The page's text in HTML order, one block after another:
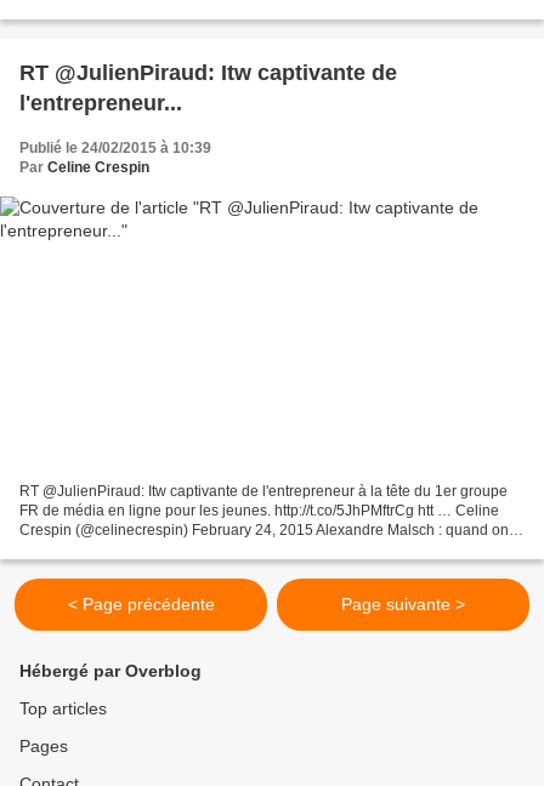
RT @JulienPiraud: Itw captivante de
l'entrepreneur...
Publié le 24/02/2015 à 10:39
Par Celine Crespin
RT @JulienPiraud: Itw captivante de l'entrepreneur à la tête du 1er groupe
FR de média en ligne pour les jeunes. http://t.co/5JhPMftrCg htt … Celine
Crespin (@celinecrespin) February 24, 2015 Alexandre Malsch : quand on
< Page précédente Page suivante >
Hébergé par Overblog
Top articles
Pages